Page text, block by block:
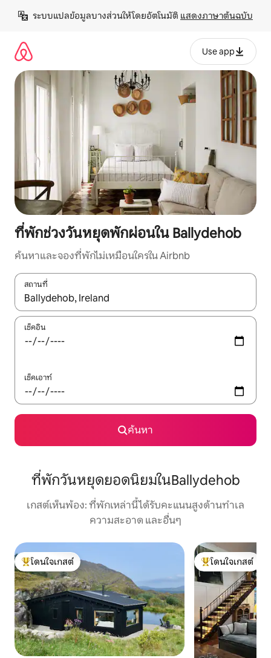
เนื้อหา
ระบบแปลข้อมูลบางส่วนให้โดยอัตโนมัติ แสดงภาษาต้นฉบับ
Use app
ที่พักช่วงวันหยุดพักผ่อนใน Ballydehob
ค้นหาและจองที่พักไม่เหมือนใครใน Airbnb
สถานที่
ใช้ลูกศรขึ้นลง หรือใช้การสัมผัสหรือปัด เพื่อสำรวจผลการค้นหา
เช็คอิน
เช็คเอาท์
ค้นหา
ที่พักวันหยุดยอดนิยมในBallydehob
เกสต์เห็นพ้อง: ที่พักเหล่านี้ได้รับคะแนนสูงด้านทำเล
ความสะอาด และอื่นๆ
โดนใจเกสต์ที่สุด
โดนใจเกสต์
โดนใจเกสต์ที่สุด
โดนใจเกสต์